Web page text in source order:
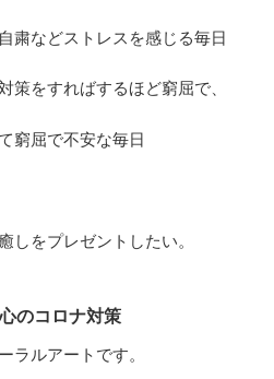
粛などストレスを感じる毎日
策をすればするほど窮屈で、
窮屈で不安な毎日
しをプレゼントしたい。
のコロナ対策
ラルアートです。